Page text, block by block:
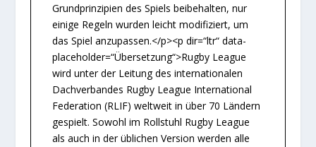
Grundprinzipien des Spiels beibehalten, nur
einige Regeln wurden leicht modifiziert, um
das Spiel anzupassen.</p><p dir=“ltr“ data-
placeholder=“Übersetzung“>Rugby League
wird unter der Leitung des internationalen
Dachverbandes Rugby League International
Federation (RLIF) weltweit in über 70 Ländern
gespielt. Sowohl im Rollstuhl Rugby League
als auch in der üblichen Version werden alle